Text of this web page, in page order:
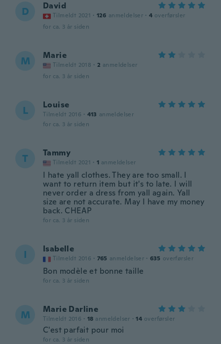
D David
Tilmeldt 2021 · 126 anmeldelser · 4 overførsler
for ca. 3 år siden
M Marie
Tilmeldt 2018 · 2 anmeldelser
for ca. 3 år siden
L Louise
Tilmeldt 2016 · 413 anmeldelser
for ca. 3 år siden
T Tammy
Tilmeldt 2021 · 1 anmeldelser
I hate yall clothes. They are too small. I
want to return item but it's to late. I will
never order a dress from yall again. Yall
size are not accurate. May I have my money
back. CHEAP
for ca. 3 år siden
I Isabelle
Tilmeldt 2016 · 765 anmeldelser · 635 overførsler
Bon modèle et bonne taille
for ca. 3 år siden
M Marie Darline
Tilmeldt 2016 · 18 anmeldelser · 14 overførsler
C'est parfait pour moi
for ca. 3 år siden